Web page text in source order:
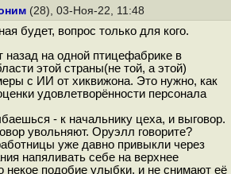
(28), 03-Ноя-22, 11:48
будет, вопрос только для кого.
назад на одной птицефабрике в
этой страны(не той, а этой)
с ИИ от хиквижона. Это нужно, как
удовлетворённости персонала
- к начальнику цеха, и выговор.
увольняют. Оруэлл говорите?
уже давно привыкли через
напяливать себе на верхнее
некое подобие улыбки, и не снимают её